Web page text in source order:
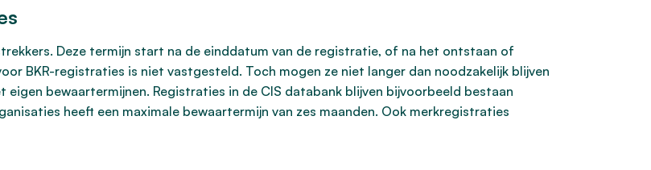
Deze termijn start na de einddatum van de registratie, of na het ontstaan of
BKR-registraties is niet vastgesteld. Toch mogen ze niet langer dan noodzakelijk blijven
bewaartermijnen. Registraties in de CIS databank blijven bijvoorbeeld bestaan
heeft een maximale bewaartermijn van zes maanden. Ook merkregistraties